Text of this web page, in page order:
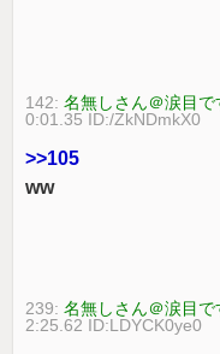
142:名無しさん＠涙目
0:01.35 ID:/ZkNDmkX0
>>105
ww
239:名無しさん＠涙目
2:25.62 ID:LDYCK0ye0